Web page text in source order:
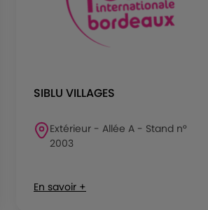
SIBLU VILLAGES
Extérieur - Allée A - Stand n°
2003
En savoir +